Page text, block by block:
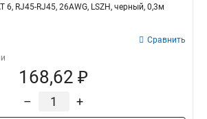
6, RJ45-RJ45, 26AWG, LSZH, черный, 0,3м
Сравнить
168,62 ₽
– +